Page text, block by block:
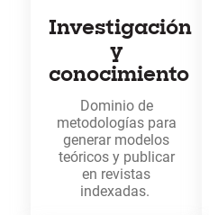
Investigación
y
conocimiento
Dominio de
metodologías para
generar modelos
teóricos y publicar
en revistas
indexadas.